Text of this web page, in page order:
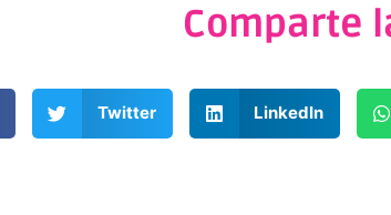
Comparte
Twitter LinkedIn